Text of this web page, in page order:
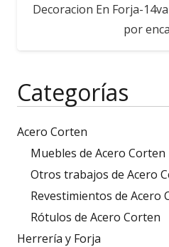
Categorías
Acero Corten
Muebles de Acero Corten
Otros trabajos de Acero
Revestimientos de Acero
Rótulos de Acero Corten
Herrería y Forja
Decoracion En Forja-
por